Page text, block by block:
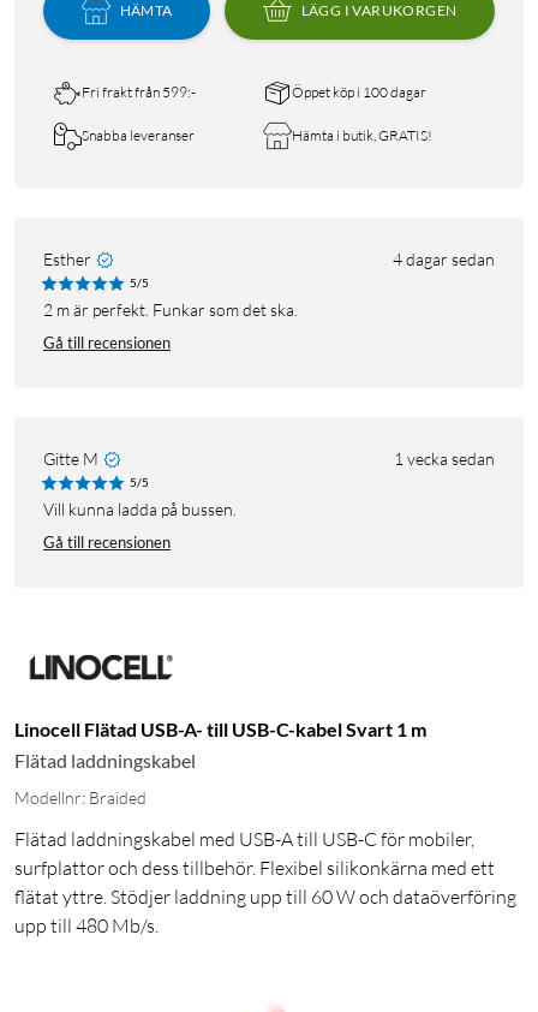
HÄMTA LÄGG I VARUKORGEN
Fri frakt från 599:- Öppet köp i 100 dagar
Snabba leveranser Hämta i butik, GRATIS!
Esther 4 dagar sedan
5/5
2 m är perfekt. Funkar som det ska.
Gå till recensionen
Gitte M 1 vecka sedan
5/5
Vill kunna ladda på bussen.
Gå till recensionen
Linocell Flätad USB-A- till USB-C-kabel Svart 1 m
Flätad laddningskabel
Modellnr: Braided
Flätad laddningskabel med USB-A till USB-C för mobiler,
surfplattor och dess tillbehör. Flexibel silikonkärna med ett
flätat yttre. Stödjer laddning upp till 60 W och dataöverföring
upp till 480 Mb/s.